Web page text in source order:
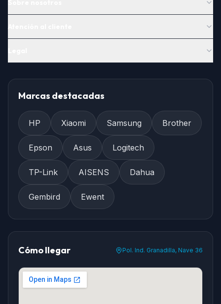
Marcas destacadas
HP Xiaomi Samsung Brother
Epson Asus Logitech
TP-Link AISENS Dahua
Gembird Ewent
Cómo llegar Pol. Ind. Granadilla, Nave 36